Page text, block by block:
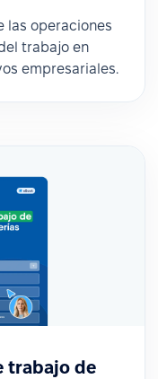
las operaciones
trabajo en
empresariales.
trabajo de